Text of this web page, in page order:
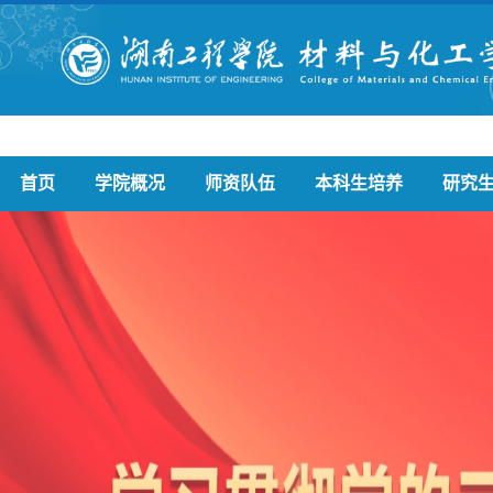
首页 学院概况 师资队伍 本科生培养 研究